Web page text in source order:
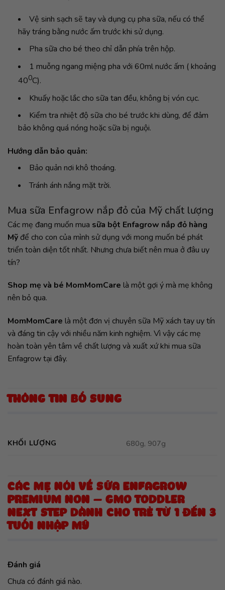
Vệ sinh sạch sẽ tay và dụng cụ pha sữa, nếu có thể
hãy tráng bằng nước ấm trước khi sử dụng.
Pha sữa cho bé theo chỉ dẫn phía trên hộp.
1 muỗng ngang miệng pha với 60ml nước ấm ( khoảng
400C).
Khuấy hoặc lắc cho sữa tan đều, không bị vón cục.
Kiểm tra nhiệt độ sữa cho bé trước khi dùng, để đảm
bảo không quá nóng hoặc sữa bị nguội.
Hướng dẫn bảo quản:
Bảo quản nơi khô thoáng.
Tránh ánh nắng mặt trời.
Mua sữa Enfagrow nắp đỏ của Mỹ chất lượng
Các mẹ đang muốn mua sữa bột Enfagrow nắp đỏ hàng
Mỹđể cho con của mình sử dụng với mong muốn bé phát
triển toàn diện tốt nhất. Nhưng chưa biết nên mua ở đâu uy
tín?
Shop mẹ và bé MomMomCare là một gợi ý mà mẹ không
nên bỏ qua.
MomMomCare là một đơn vị chuyên sữa Mỹ xách tay uy tín
và đáng tin cậy với nhiều năm kinh nghiệm. Vì vậy các mẹ
hoàn toàn yên tâm về chất lượng và xuất xứ khi mua sữa
Enfagrow tại đây.
THÔNG TIN BỔ SUNG
KHỐI LƯỢNG 680g, 907g
CÁC MẸ NÓI VỀ SỮA ENFAGROW
PREMIUM NON – GMO TODDLER
NEXT STEP DÀNH CHO TRẺ TỪ 1 ĐẾN 3
TUỔI NHẬP MỸ
Đánh giá
Chưa có đánh giá nào.